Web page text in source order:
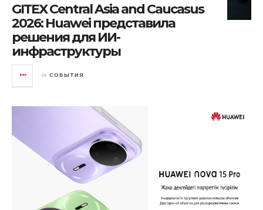
GITEX Central Asia and Caucasus
2026: Huawei представила
решения для ИИ-
инфраструктуры
in СОБЫТИЯ